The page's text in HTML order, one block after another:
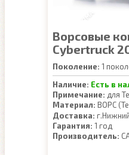
Ворсовые
Cybertruck
Поколение: 1
Наличие: Есть в
Примечание: для
Материал: ВОРС
Доставка:
Гарантия: 1 год
Производитель: